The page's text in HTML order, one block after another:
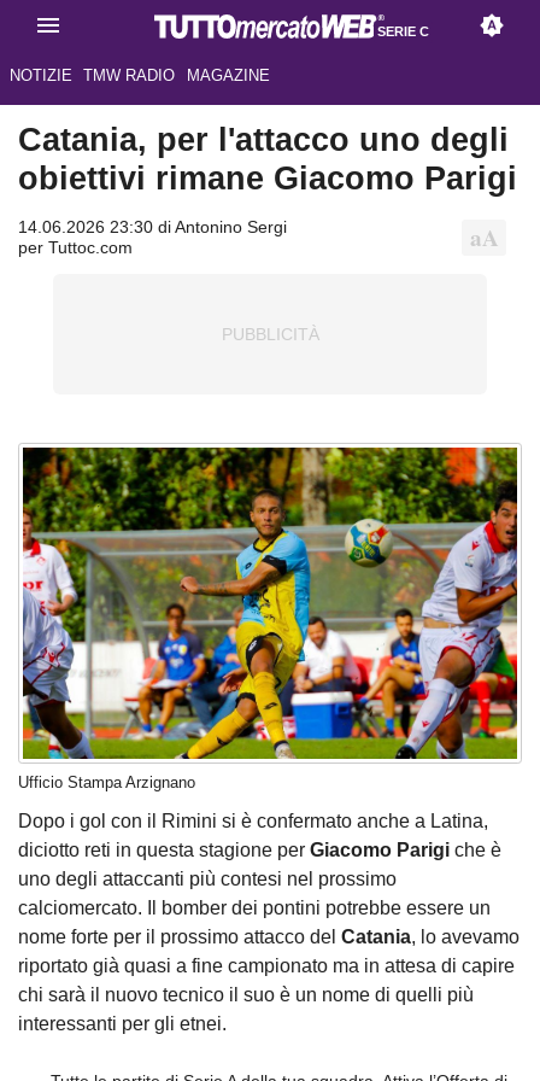
SERIE C
NOTIZIE TMW RADIO MAGAZINE
Catania, per l'attacco uno degli
obiettivi rimane Giacomo Parigi
14.06.2026 23:30 di Antonino Sergi
per Tuttoc.com
Ufficio Stampa Arzignano
Dopo i gol con il Rimini si è confermato anche a Latina,
diciotto reti in questa stagione per Giacomo Parigi che è
uno degli attaccanti più contesi nel prossimo
calciomercato. Il bomber dei pontini potrebbe essere un
nome forte per il prossimo attacco del Catania, lo avevamo
riportato già quasi a fine campionato ma in attesa di capire
chi sarà il nuovo tecnico il suo è un nome di quelli più
interessanti per gli etnei.